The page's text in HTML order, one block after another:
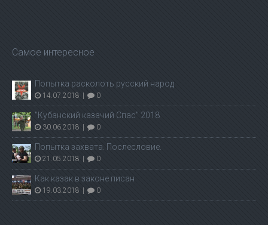
Самое интересное
Попытка расколоть русский народ
14.07.2018 0
"Кубанский казачий Спас" 2018
30.06.2018 0
Попытка захвата. Послесловие.
21.05.2018 0
Как казак в законе писан
19.03.2018 0